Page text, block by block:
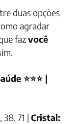
duas opções
agradar
fazvocê
⭐⭐⭐ |
38, 71 | Cristal: